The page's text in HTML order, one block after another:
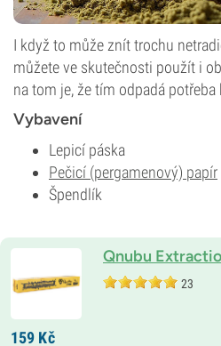
I když to může znít trochu
můžete ve skutečnosti použít i
na tom je, že tím odpadá
Vybavení
Lepicí páska
Pečicí (pergamenový) papír
Špendlík
Qnubu
23
159 Kč